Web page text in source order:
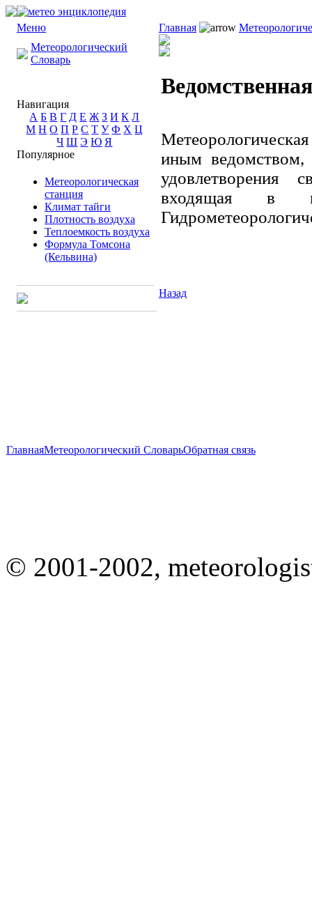
Меню
Метеорологический
Словарь
Навигация
А Б В Г Д Е Ж З И К Л
М Н О П Р С Т У Ф Х Ц
Ч Ш Э Ю Я
Популярное
Метеорологическая
станция
Климат тайги
Плотность воздуха
Теплоемкость воздуха
Формула Томсона
(Кельвина)
Главная
иным ведомством,
удовлетворения
входящая в
Назад
ГлавнаяМетеорологический СловарьОбратная связь
© 2001-2002,